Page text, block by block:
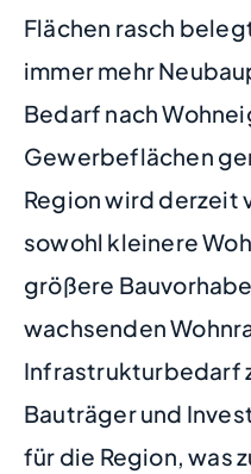
Flächen rasch
immer mehr
Bedarf nach
Gewerbeflächen
Region wird derzeit
sowohl kleinere
größere
wachsenden
Infrastrukturbedarf
Bauträger und
für die Region, was